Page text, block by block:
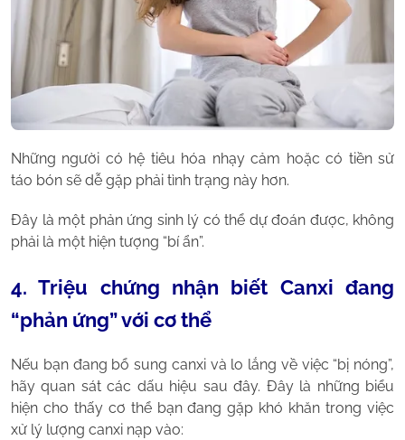
Những người có hệ tiêu hóa nhạy cảm hoặc có tiền sử
táo bón sẽ dễ gặp phải tình trạng này hơn.
Đây là một phản ứng sinh lý có thể dự đoán được, không
phải là một hiện tượng “bí ẩn”.
4. Triệu chứng nhận biết Canxi đang
“phản ứng” với cơ thể
Nếu bạn đang bổ sung canxi và lo lắng về việc “bị nóng”,
hãy quan sát các dấu hiệu sau đây. Đây là những biểu
hiện cho thấy cơ thể bạn đang gặp khó khăn trong việc
xử lý lượng canxi nạp vào: